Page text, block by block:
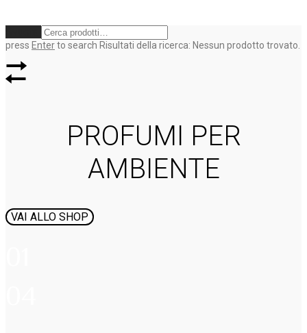
press Enterto search Risultati della ricerca: Nessun prodotto trovato.
PROFUMI PER
AMBIENTE
VAI ALLO SHOP